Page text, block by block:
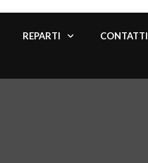
REPARTI CONTATTI